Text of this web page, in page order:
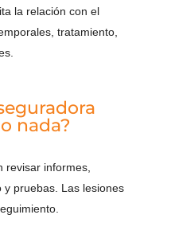
la relación con el
tratamiento,
nada?
revisar informes,
pruebas. Las lesiones